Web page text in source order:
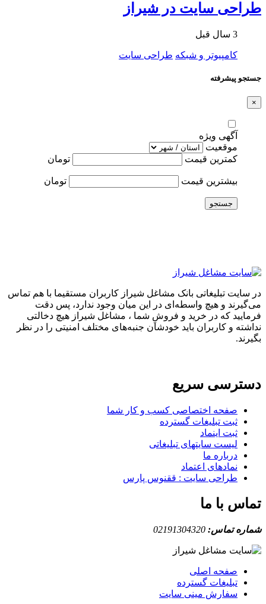
طراحی سایت در شیراز
3 سال قبل
کامپیوتر و شبکه طراحی سایت
جستجو پیشرفته
×
آگهی ویژه
موقعیت
کمترین قیمت
تومان
بیشترین قیمت تومان
جستجو
در سایت تبلیغاتی بانک مشاغل شیراز کاربران مستقیما با هم تماس
می‌گیرند و هیچ واسطه‌ای در این میان وجود ندارد، پس دقت
فرمایید که در خرید و فروشِ شما ، مشاغل شیراز هیچ دخالتی
نداشته و کاربران باید خودشان جنبه‌های مختلف امنیتی را در نظر
بگیرند.
دسترسی سریع
صفحه اختصاصی کسب و کار شما
ثبت تبلیغات گسترده
ثبت اینماد
لیست سایتهای تبلیغاتی
درباره ما
نمادهای اعتماد
طراحی سایت : ققنوس پارس
تماس با ما
شماره تماس: 02191304320
صفحه اصلی
تبلیغات گسترده
سفارش مینی سایت